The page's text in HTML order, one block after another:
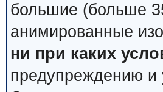
большие (больше
анимированные
ни при каких
предупреждению и